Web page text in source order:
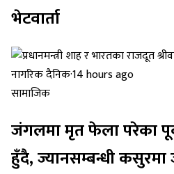
भेटवार्ता
नागरिक दैनिक·14 hours ago
सामाजिक
जंगलमा मृत फेला परेका
हुँदै, ज्यानसम्बन्धी कसुरमा